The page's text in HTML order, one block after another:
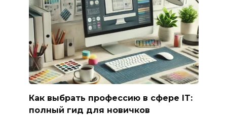
Как выбрать профессию в сфере IT:
полный гид для новичков